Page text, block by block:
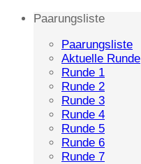
Paarungsliste
Paarungsliste
Aktuelle Runde
Runde 1
Runde 2
Runde 3
Runde 4
Runde 5
Runde 6
Runde 7